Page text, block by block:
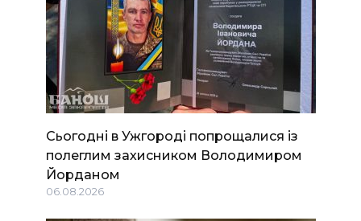
Сьогодні в Ужгороді попрощалися із
полеглим захисником Володимиром
Йорданом
06.08.2026